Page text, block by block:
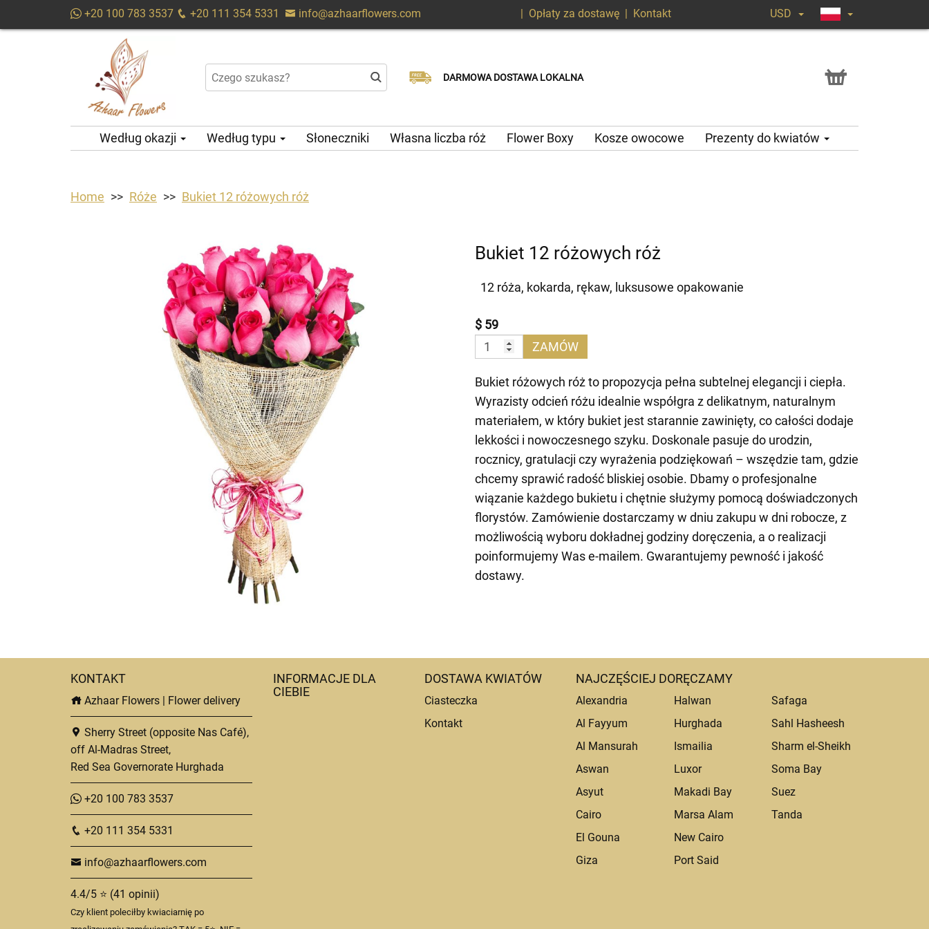
+20 100 783 3537 +20 111 354 5331 info@azhaarflowers.com | Opłaty za dostawę | Kontakt USD
DARMOWA DOSTAWA LOKALNA
Dostawa tego samego dnia
Wybierz datę dostawy
Według okazji Według typu Słoneczniki Własna liczba róż Flower Boxy Kosze owocowe Prezenty do kwiatów
Home Róże Bukiet 12 różowych róż
Bukiet 12 różowych róż
12 róża, kokarda, rękaw, luksusowe opakowanie
$ 59
ZAMÓW
Bukiet różowych róż to propozycja pełna subtelnej elegancji i ciepła.
Wyrazisty odcień różu idealnie współgra z delikatnym, naturalnym
materiałem, w który bukiet jest starannie zawinięty, co całości dodaje
lekkości i nowoczesnego szyku. Doskonale pasuje do urodzin,
rocznicy, gratulacji czy wyrażenia podziękowań – wszędzie tam, gdzie
chcemy sprawić radość bliskiej osobie. Dbamy o profesjonalne
wiązanie każdego bukietu i chętnie służymy pomocą doświadczonych
florystów. Zamówienie dostarczamy w dniu zakupu w dni robocze, z
możliwością wyboru dokładnej godziny doręczenia, a o realizacji
poinformujemy Was e-mailem. Gwarantujemy pewność i jakość
dostawy.
KONTAKT
Azhaar Flowers | Flower delivery
Sherry Street (opposite Nas Café),
off Al-Madras Street,
Red Sea Governorate Hurghada
+20 100 783 3537
+20 111 354 5331
info@azhaarflowers.com
4.4/5 ⭐ (41 opinii)
Czy klient poleciłby kwiaciarnię po
INFORMACJE DLA
CIEBIE
DOSTAWA KWIATÓW
Ciasteczka
Kontakt
NAJCZĘŚCIEJ DORĘCZAMY
Alexandria
Al Fayyum
Al Mansurah
Aswan
Asyut
Cairo
El Gouna
Giza
Halwan
Hurghada
Ismailia
Luxor
Makadi Bay
Marsa Alam
New Cairo
Port Said
Safaga
Sahl Hasheesh
Sharm el-Sheikh
Soma Bay
Suez
Tanda